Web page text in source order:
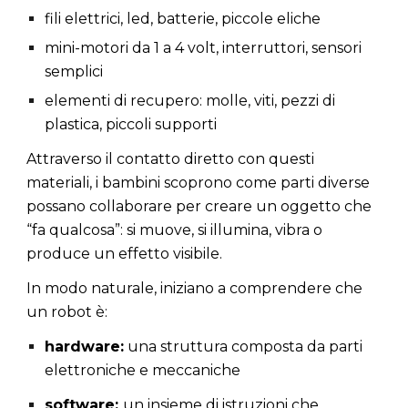
fili elettrici, led, batterie, piccole eliche
mini-motori da 1 a 4 volt, interruttori, sensori
semplici
elementi di recupero: molle, viti, pezzi di
plastica, piccoli supporti
Attraverso il contatto diretto con questi
materiali, i bambini scoprono come parti diverse
possanocollaborare per creare un oggetto che
“fa qualcosa”: si muove, si illumina, vibra o
produce un effetto visibile.
In modo naturale, iniziano a comprendere che
un robot è:
hardware: una struttura composta da parti
elettroniche e meccaniche